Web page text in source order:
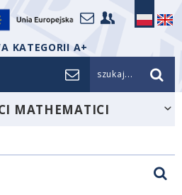
KATEGORII A+
szukaj...
MATHEMATICI